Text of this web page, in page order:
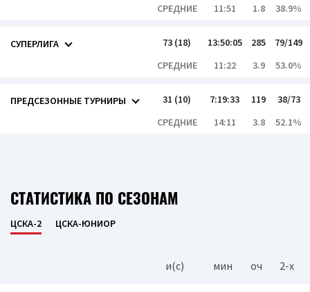
СРЕДНИЕ
11:51 1.8 38.9%
СУПЕРЛИГА 73 (18) 13:50:05 285
79/149
СРЕДНИЕ
11:22 3.9 53.0%
ПРЕДСЕЗОННЫЕ ТУРНИРЫ 31 (10) 7:19:33 119
38/73
СРЕДНИЕ
14:11 3.8 52.1%
СТАТИСТИКА ПО СЕЗОНАМ
ЦСКА-2 ЦСКА-ЮНИОР
и(c) мин оч 2-x